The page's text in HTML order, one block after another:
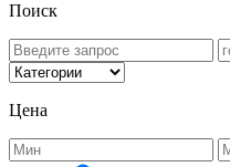
Поиск
Цена